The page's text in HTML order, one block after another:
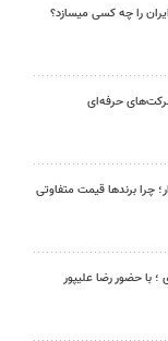
را چه کسی میسازد؟
شرکت‌های حرفه‌ای
چرا برندها قیمت متفاوتی
با حضور رضا علیپور